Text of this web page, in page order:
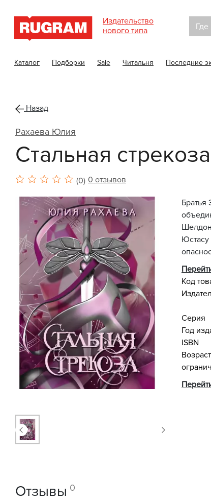
Издательство
нового типа
Где
Каталог Подборки Sale Читальня Последние
Назад
Рахаева Юлия
Стальная
(0) 0 отзывов
Братья
Юстасу
Код
Серия
Год
ISBN
Отзывы 0